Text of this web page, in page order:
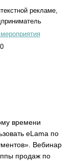
рекламе,
времени
eLama по
Вебинар
продаж по